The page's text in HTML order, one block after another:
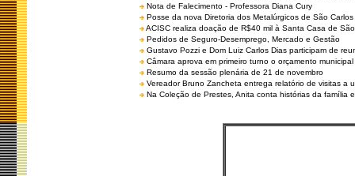
Nota de Falecimento - Professora Diana Cury
Posse da nova Diretoria dos Metalúrgicos de São
ACISC realiza doação de R$40 mil à Santa Casa de
Pedidos de Seguro-Desemprego, Mercado e Gestão
Gustavo Pozzi e Dom Luiz Carlos Dias participam de
Câmara aprova em primeiro turno o orçamento
Resumo da sessão plenária de 21 de novembro
Vereador Bruno Zancheta entrega relatório de visitas a
Na Coleção de Prestes, Anita conta histórias da família